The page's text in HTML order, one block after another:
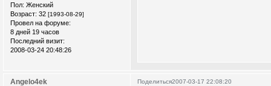
Пол: Женский
Возраст: 32 [1993-08-29]
Провел на форуме:
8 дней 19 часов
Последний визит:
2008-03-24 20:48:26
Поделиться2007-03-17 22:08:20
Angelo4ek